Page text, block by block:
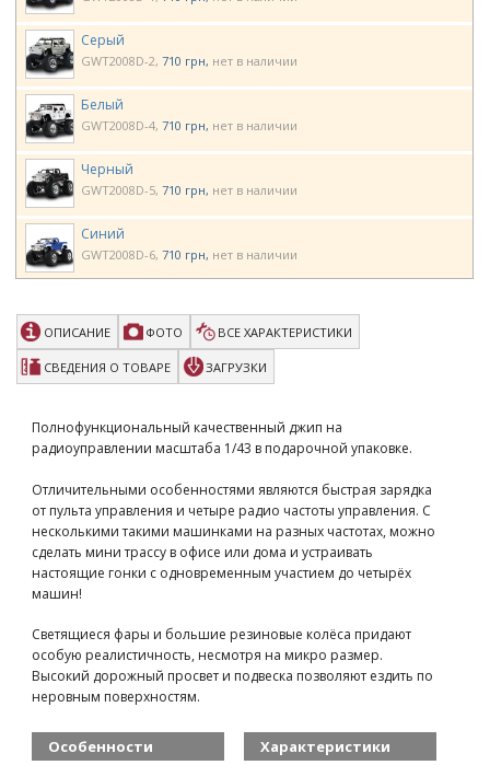
Серый
GWT2008D-2 710 грн нет в наличии
Белый
GWT2008D-4 710 грн нет в наличии
Черный
GWT2008D-5 710 грн нет в наличии
Синий
GWT2008D-6 710 грн нет в наличии
GWT2008D-7 710 грн нет в наличии
Хаки зеленый
GWT2008D-8 710 грн нет в наличии
ОПИСАНИЕ ФОТО ВСЕ ХАРАКТЕРИСТИКИ
СВЕДЕНИЯ О ТОВАРЕ ЗАГРУЗКИ
Полнофункциональный качественный джип на
радиоуправлении масштаба 1/43 в подарочной упаковке.
Отличительными особенностями являются быстрая зарядка
от пульта управления и четыре радио частоты управления. С
несколькими такими машинками на разных частотах, можно
сделать мини трассу в офисе или дома и устраивать
настоящие гонки с одновременным участием до четырёх
машин!
Светящиеся фары и большие резиновые колёса придают
особую реалистичность, несмотря на микро размер.
Высокий дорожный просвет и подвеска позволяют ездить по
неровным поверхностям.
Особенности Характеристики